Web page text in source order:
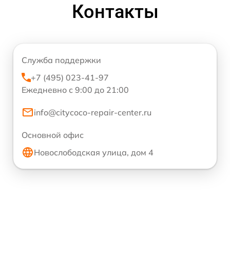
Контакты
Служба поддержки
+7 (495) 023-41-97
Ежедневно с 9:00 до 21:00
info@citycoco-repair-center.ru
Основной офис
Новослободская улица, дом 4